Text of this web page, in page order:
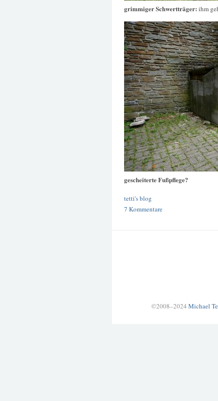
grimmiger Schwertträger: ihm
gescheiterte Fußpflege?
tetti's blog
7 Kommentare
©2008–2024 Michael